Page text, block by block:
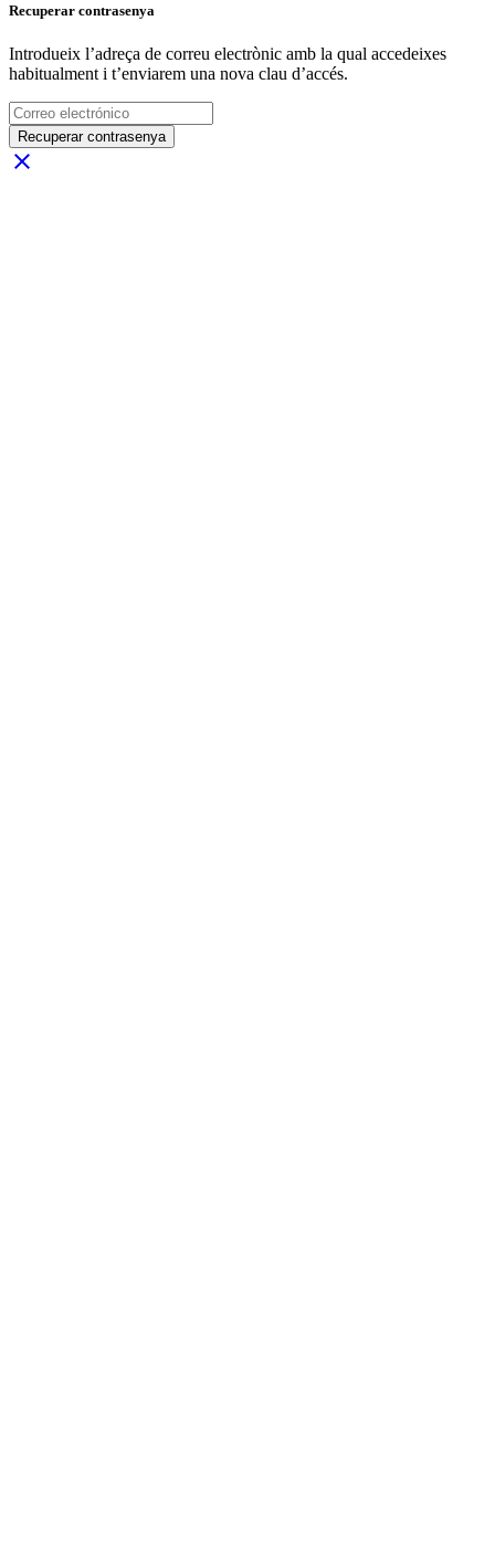
Recuperar contrasenya
Introdueix l’adreça de correu electrònic amb la qual accedeixes
habitualment i t’enviarem una nova clau d’accés.
Recuperar contrasenya
close